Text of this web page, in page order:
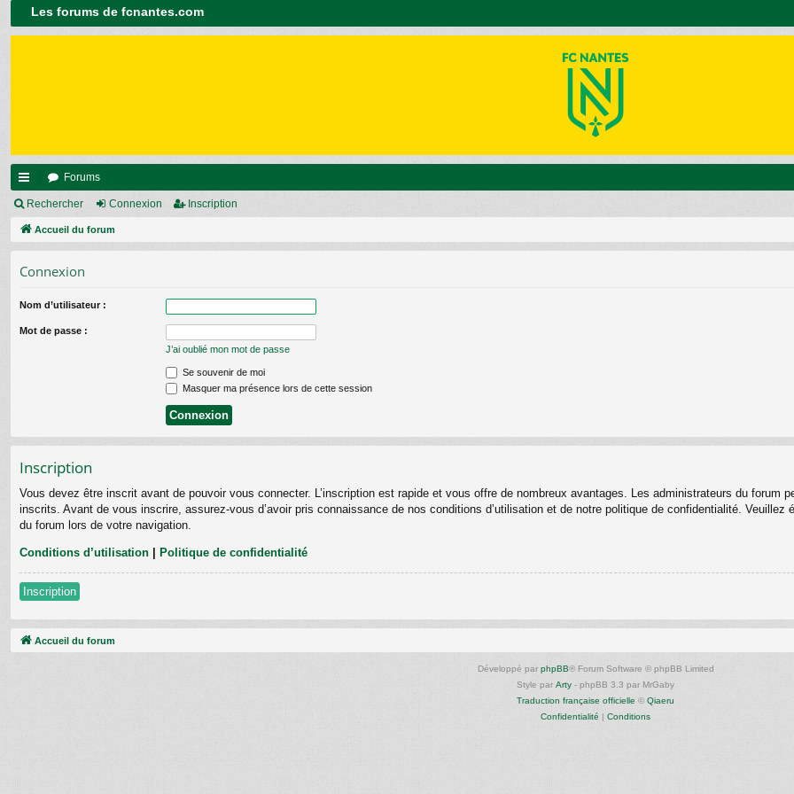
Les forums de fcnantes.com
ac
co
s
Forums
Rechercher Connexion Inscription
Accueil du forum
Connexion
Nom d’utilisateur :
Mot de passe :
J’ai oublié mon mot de passe
Se souvenir de moi
Masquer ma présence lors de cette session
Inscription
Vous devez être inscrit avant de pouvoir vous connecter. L’inscription est rapide et vous offre de nombreux avantages. Les administrateurs du forum
inscrits. Avant de vous inscrire, assurez-vous d’avoir pris connaissance de nos conditions d’utilisation et de notre politique de confidentialité.
du forum lors de votre navigation.
Conditions d’utilisation | Politique de confidentialité
Inscription
Accueil du forum
Développé par phpBB® Forum Software © phpBB Limited
Style par Arty - phpBB 3.3 par MrGaby
Traduction française officielle © Qiaeru
Confidentialité | Conditions